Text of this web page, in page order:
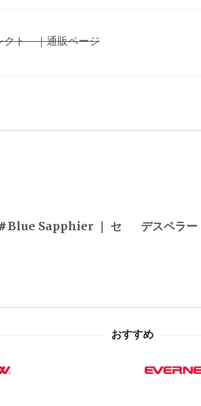
クト ｜通販ページ
＃Blue Sapphier ｜ セ
デスペラ
おすすめ